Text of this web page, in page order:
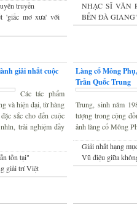
truyền
'giấc mơ xưa' với
NHẠC SĨ VĂN
BẾN ĐÀ
giải nhất cuộc
Các tác phẩm
và hiện đại, từ hàng
sắc cho đến cuộc
trải nghiệm đầy
tồn tại"
giải trí Việt
Làng cổ Mông
Trần Quốc Trung
Trung, sinh năm
tượng trong cộng
ảnh làng cổ Mông
Giải nhất hạng
Vũ điệu giữa